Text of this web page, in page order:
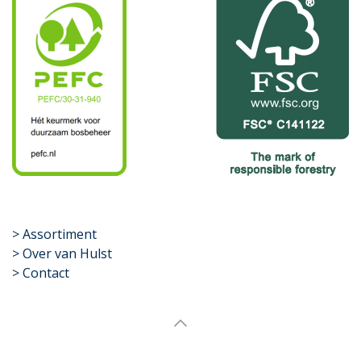
​>Assortiment
> Over van Hulst
> Contact